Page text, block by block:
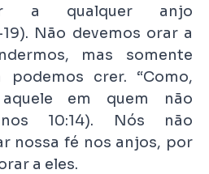
a qualquer anjo
Não devemos orar a
mas somente
podemos crer. “Como,
em quem não
10:14). Nós não
nossa fé nos anjos, por
a eles.